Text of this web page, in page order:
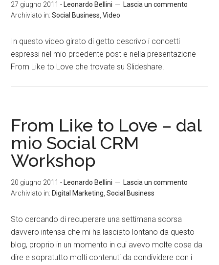
27 giugno 2011 - Leonardo Bellini
Lascia un commento
Archiviato in:Social Business ,Video
In questo video girato di getto descrivo i concetti
espressi nel mio prcedente post e nella presentazione
From Like to Love che trovate su Slideshare.
From Like to Love – dal
mio Social CRM
Workshop
20 giugno 2011 - Leonardo Bellini
Lascia un commento
Archiviato in: Digital Marketing ,Social Business
Sto cercando di recuperare una settimana scorsa
davvero intensa che mi ha lasciato lontano da questo
blog, proprio in un momento in cui avevo molte cose da
dire e sopratutto molti contenuti da condividere con i